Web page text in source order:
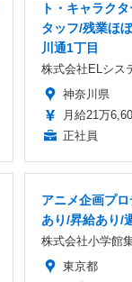
ト・キャラク
タッフ/残業ほ
川通1丁目
株式会社ELシス
神奈川県
月給21万
正社員
アニメ企画プ
あり/昇給あり/
株式会社小学館
東京都